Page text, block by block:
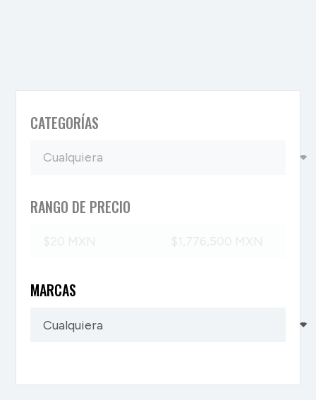
CATEGORÍAS
RANGO DE PRECIO
MARCAS